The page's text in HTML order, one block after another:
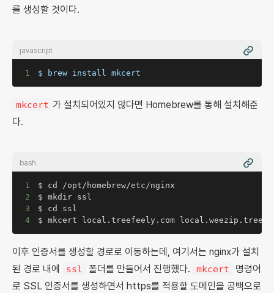
를 생성할 것이다.
javascript
1 $ brew install mkcert
mkcert 가 설치되어있지 않다면 Homebrew를 통해 설치해준
다.
bash
1
2
3
4
$ mkcert local.treefeely.com
이후 인증서를 생성할 경로로 이동하는데, 여기서는 nginx가 설치
된 경로 내에
ssl 폴더를 만들어서 진행했다. mkcert
명령어
로 SSL 인증서를 생성하면서 https를 적용할 도메인을 공백으로